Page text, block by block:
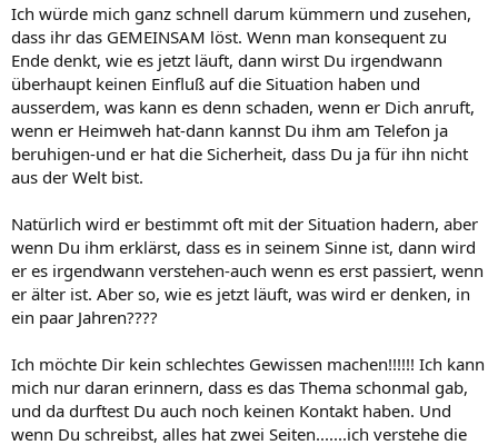
Ich würde mich ganz schnell darum kümmern und zusehen,
dass ihr das GEMEINSAM löst. Wenn man konsequent zu
Ende denkt, wie es jetzt läuft, dann wirst Du irgendwann
überhaupt keinen Einfluß auf die Situation haben und
ausserdem, was kann es denn schaden, wenn er Dich anruft,
wenn er Heimweh hat-dann kannst Du ihm am Telefon ja
beruhigen-und er hat die Sicherheit, dass Du ja für ihn nicht
aus der Welt bist.
Natürlich wird er bestimmt oft mit der Situation hadern, aber
wenn Du ihm erklärst, dass es in seinem Sinne ist, dann wird
er es irgendwann verstehen-auch wenn es erst passiert, wenn
er älter ist. Aber so, wie es jetzt läuft, was wird er denken, in
ein paar Jahren????
Ich möchte Dir kein schlechtes Gewissen machen!!!!!! Ich kann
mich nur daran erinnern, dass es das Thema schonmal gab,
und da durftest Du auch noch keinen Kontakt haben. Und
wenn Du schreibst, alles hat zwei Seiten.......ich verstehe die